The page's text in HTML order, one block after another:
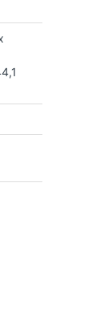
au Cameroun